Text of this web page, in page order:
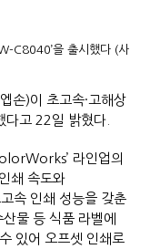
C8040’을 출시했다 (사
손)이 초고속·고해상
다고 22일 밝혔다.
라인업의
쇄 속도와
속 인쇄 성능을 갖춘
물 등 식품 라벨에
있어 오프셋 인쇄로